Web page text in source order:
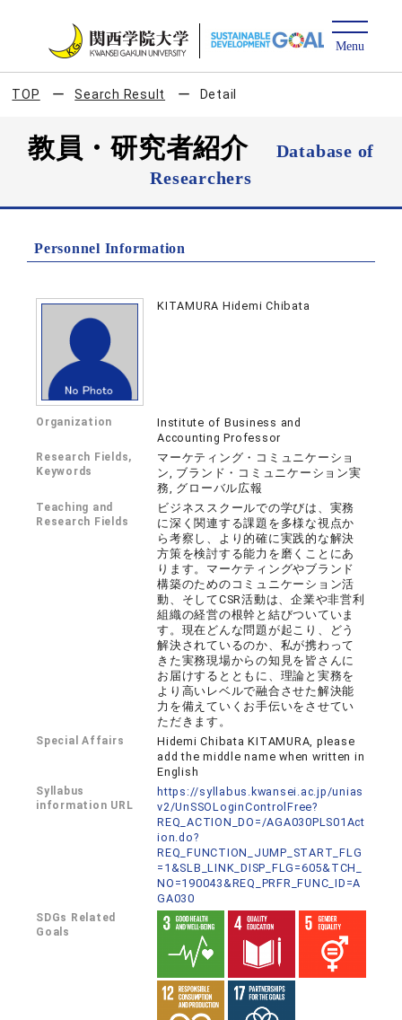
TOP Search Result Detail
教員・研究者紹介
Database of
Researchers
Personnel Information
KITAMURA Hidemi Chibata
Organization
Institute of Business and
Accounting Professor
Research Fields,
Keywords
マーケティング・コミュニケーショ
ン, ブランド・コミュニケーション実
務, グローバル広報
Teaching and
Research Fields
ビジネススクールでの学びは、実務
に深く関連する課題を多様な視点か
ら考察し、より的確に実践的な解決
方策を検討する能力を磨くことにあ
ります。マーケティングやブランド
構築のためのコミュニケーション活
動、そしてCSR活動は、企業や非営利
組織の経営の根幹と結びついていま
す。現在どんな問題が起こり、どう
解決されているのか、私が携わって
きた実務現場からの知見を皆さんに
お届けするとともに、理論と実務を
より高いレベルで融合させた解決能
力を備えていくお手伝いをさせてい
ただきます。
Special Affairs
Hidemi Chibata KITAMURA, please
add the middle name when written in
English
Syllabus
information URL
https://syllabus.kwansei.ac.jp/unias
v2/UnSSOLoginControlFree?
REQ_ACTION_DO=/AGA030PLS01Act
ion.do?
REQ_FUNCTION_JUMP_START_FLG
=1&SLB_LINK_DISP_FLG=605&TCH_
NO=190043&REQ_PRFR_FUNC_ID=A
GA030
SDGs Related
Goals